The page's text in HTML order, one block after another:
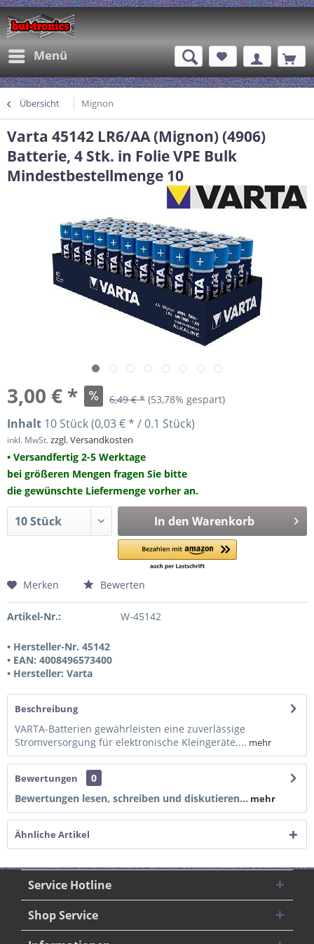
Menü
Übersicht Mignon
Varta 45142 LR6/AA (Mignon) (4906)
Batterie, 4 Stk. in Folie VPE Bulk
Mindestbestellmenge 10
3,00 € * 6,49 € * (53,78% gespart)
Inhalt 10 Stück (0,03 € * / 0.1 Stück)
inkl. MwSt.zzgl. Versandkosten
• Versandfertig 2-5 Werktage
bei größeren Mengen fragen Sie bitte
die gewünschte Liefermenge vorher an.
In den Warenkorb
Merken Bewerten
Artikel-Nr.: W-45142
• Hersteller-Nr. 45142
• EAN: 4008496573400
• Hersteller: Varta
Beschreibung
VARTA-Batterien gewährleisten eine zuverlässige
Stromversorgung für elektronische Kleingeräte.... mehr
Bewertungen
0
Bewertungen lesen, schreiben und diskutieren... mehr
Ähnliche Artikel
Service Hotline
Shop Service